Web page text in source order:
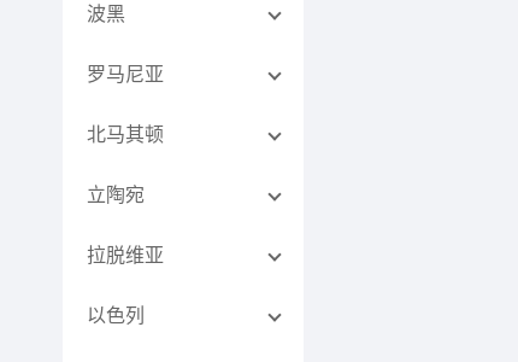
波黑
罗马尼亚
北马其顿
立陶宛
拉脱维亚
以色列